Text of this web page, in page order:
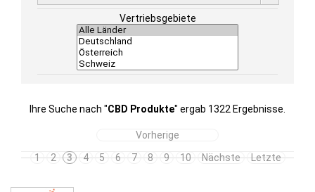
Vertriebsgebiete
Ihre Suche nach "CBD Produkte" ergab 1322 Ergebnisse.
Vorherige
1
2 3 4 5 6 7 8 9 10 Nächste Letzte